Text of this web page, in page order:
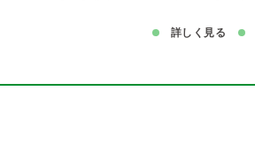
詳しく見る